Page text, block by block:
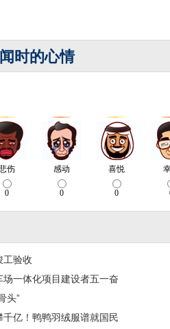
时的心情
工验收
一体化项目建设者五一奋
头”
亿！鸭鸭羽绒服谱就国民